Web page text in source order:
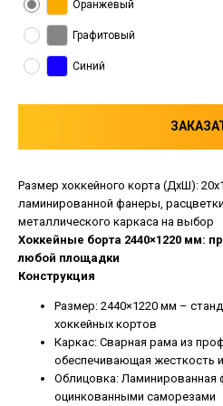
Оранжевый
Графитовый
Синий
Размер хоккейного корта (ДхШ):
ламинированной фанеры,
металлического каркаса на выбор
Хоккейные борта 2440×1220 мм:
любой площадки
Конструкция
Размер: 2440×1220 мм –
хоккейных кортов
Каркас: Сварная рама из
обеспечивающая жесткость
Облицовка: Ламинированная
оцинкованными саморезами